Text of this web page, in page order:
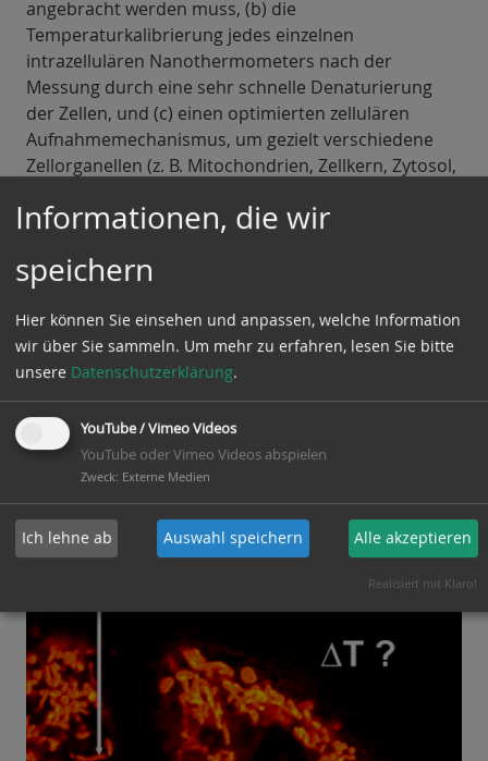
angebracht werden muss, (b) die
Temperaturkalibrierung jedes einzelnen
intrazellulären Nanothermometers nach der
Messung durch eine sehr schnelle Denaturierung
der Zellen, und (c) einen optimierten zellulären
Aufnahmemechanismus, um gezielt verschiedene
Zellorganellen (z. B. Mitochondrien, Zellkern, Zytosol,
Aufnahme und die Kolokalisierung des NV
werden durch Zweifarben-
Superauflösungsmikroskopie-Methoden (STED,
STORM, SIM) bestätigt. Unser Hauptziel ist also die
genaue Überwachung erhöhter Temperaturen
aktiver Mitochondrien, den „Kraftwerken“ der
menschlichen Zelle.
Informationen, die wir
speichern
Hier können Sie einsehen und anpassen, welche Information
wir über Sie sammeln. Um mehr zu erfahren, lesen Sie bitte
unsere Datenschutzerklärung.
YouTube / Vimeo Videos
YouTube oder Vimeo Videos abspielen
Zweck: Externe Medien
Ich lehne ab Auswahl speichern Alle akzeptieren
Realisiert mit Klaro!